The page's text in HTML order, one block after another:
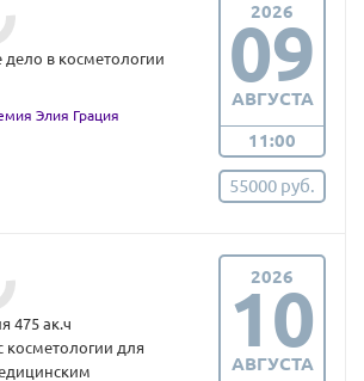
в косметологии
Элия Грация
2026
09
АВГУСТА
11:00
55000 руб.
475 ак.ч
косметологии для
2026
10
АВГУСТА